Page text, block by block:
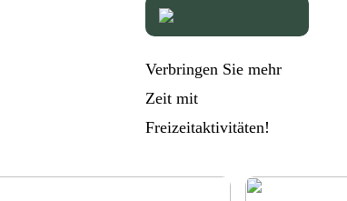
Verbringen Sie mehr
Zeit mit
Freizeitaktivitäten!